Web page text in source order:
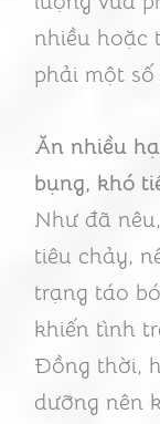
nhiều hoặc
phải một
Ăn nhiều
bụng, khó
Như đã
tiêu chảy,
trạng táo
khiến tình
Đồng thời,
dưỡng nên